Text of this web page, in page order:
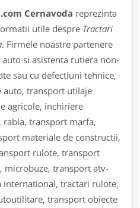
Cernavoda reprezinta
utile despre Tractari
. Firmele noastre partenere
si asistenta rutiera non-
sau cu defectiuni tehnice,
auto, transport utilaje
agricole, inchiriere
transport marfa,
materiale de constructii,
rulote, transport
microbuze, transport atv-
tractari rulote,
transport obiecte